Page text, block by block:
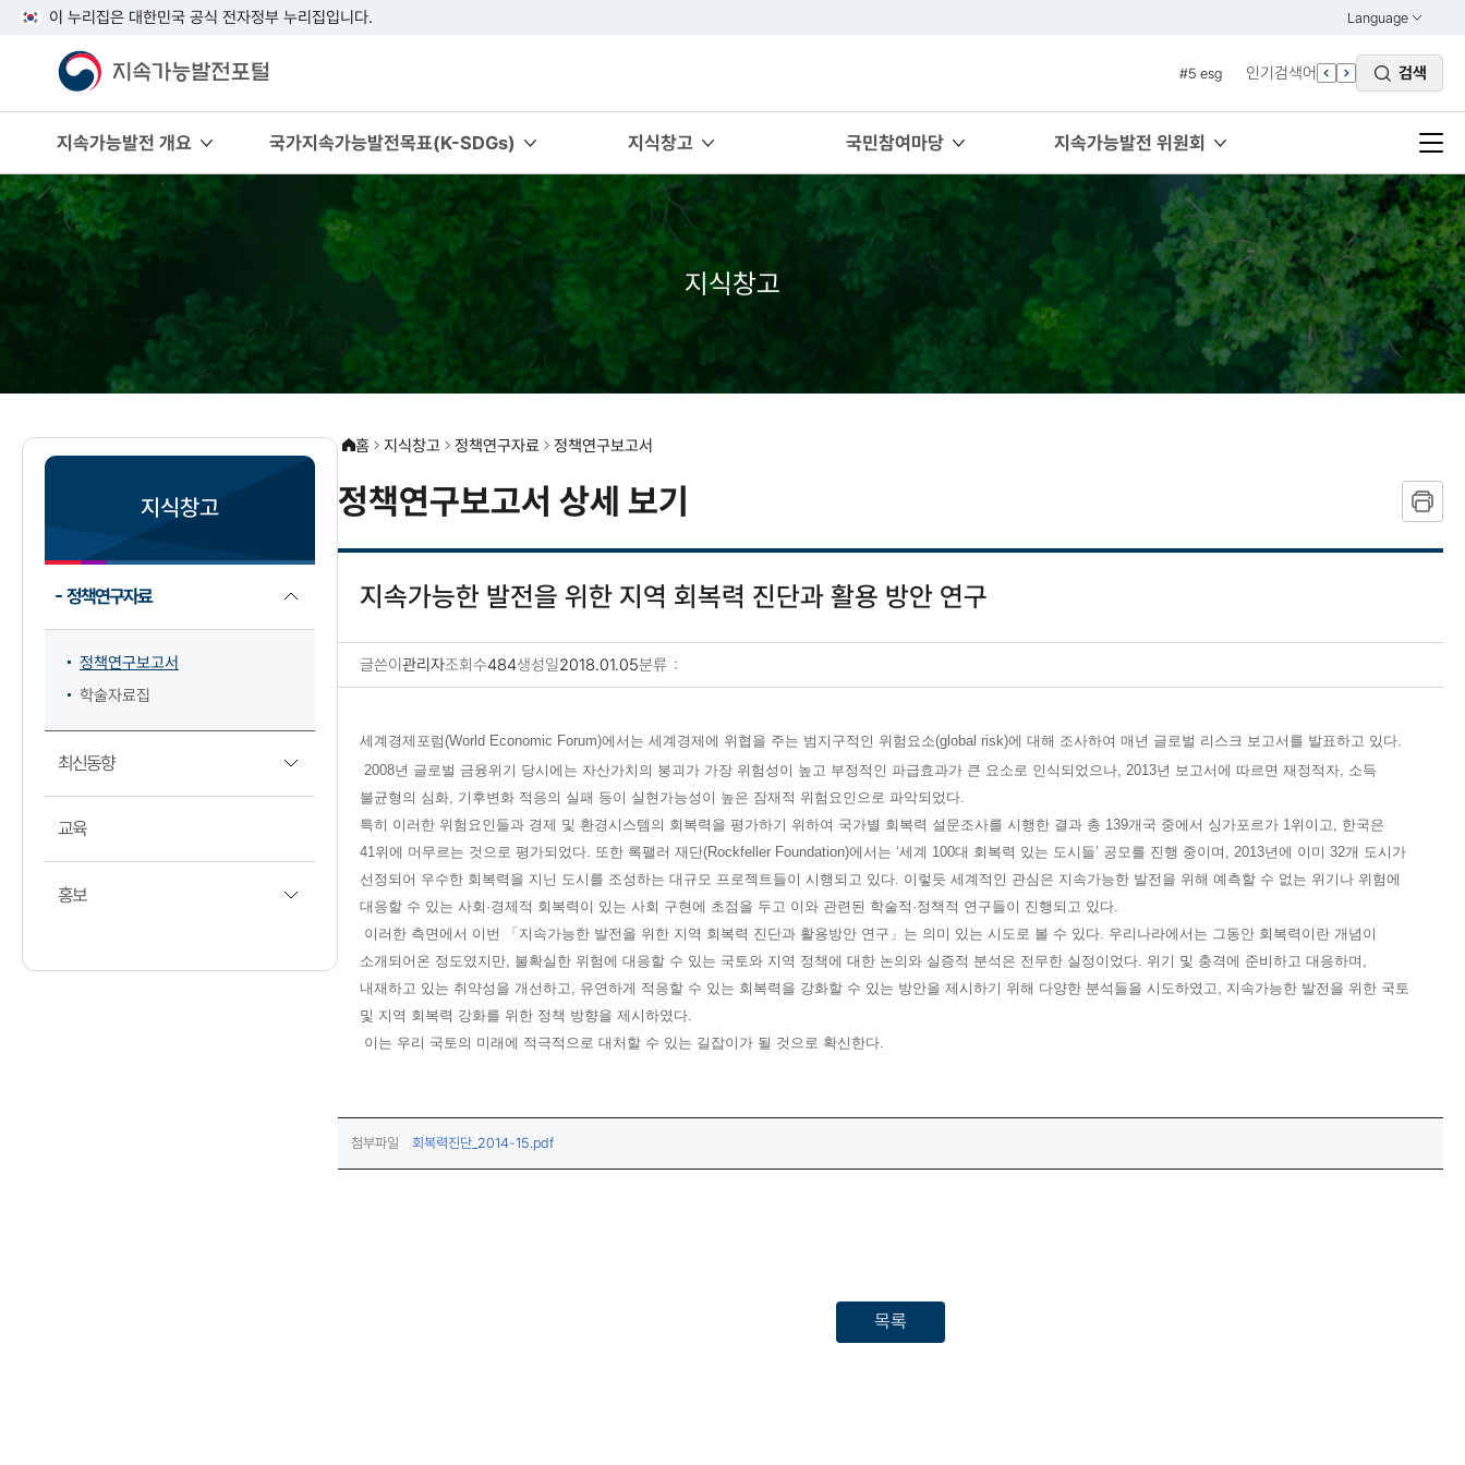
이 누리집은 대한민국 공식 전자정부 누리집입니다. Language
열기
ENGLISH
#6 빈곤
#7 un
#1 경제
#2 환경
인기검색어 검색
지속가능발전 개요 국가지속가능발전목표(K-SDGs) 지식창고 국민참여마당 지속가능발전 위원회
지식창고
지식창고
정책연구자료
정책연구보고서
학술자료집
최신동향
교육
홍보
홈 지식창고 정책연구자료 정책연구보고서
정책연구보고서 상세 보기
지속가능한 발전을 위한 지역 회복력 진단과 활용 방안 연구
글쓴이관리자조회수484생성일2018.01.05분류
세계경제포럼(World Economic Forum)에서는 세계경제에 위협을 주는 범지구적인 위험요소(global risk)에 대해 조사하여 매년 글로벌 리스크 보고서를 발표하고 있다.
2008년 글로벌 금융위기 당시에는 자산가치의 붕괴가 가장 위험성이 높고 부정적인 파급효과가 큰 요소로 인식되었으나, 2013년 보고서에 따르면 재정적자, 소득
불균형의 심화, 기후변화 적응의 실패 등이 실현가능성이 높은 잠재적 위험요인으로 파악되었다.
특히 이러한 위험요인들과 경제 및 환경시스템의 회복력을 평가하기 위하여 국가별 회복력 설문조사를 시행한 결과 총 139개국 중에서 싱가포르가 1위이고, 한국은
41위에 머무르는 것으로 평가되었다. 또한 록팰러 재단(Rockfeller Foundation)에서는 ‘세계 100대 회복력 있는 도시들’ 공모를 진행 중이며, 2013년에 이미 32개 도시가
선정되어 우수한 회복력을 지닌 도시를 조성하는 대규모 프로젝트들이 시행되고 있다. 이렇듯 세계적인 관심은 지속가능한 발전을 위해 예측할 수 없는 위기나 위험에
대응할 수 있는 사회·경제적 회복력이 있는 사회 구현에 초점을 두고 이와 관련된 학술적·정책적 연구들이 진행되고 있다.
이러한 측면에서 이번 「지속가능한 발전을 위한 지역 회복력 진단과 활용방안 연구」는 의미 있는 시도로 볼 수 있다. 우리나라에서는 그동안 회복력이란 개념이
소개되어온 정도였지만, 불확실한 위험에 대응할 수 있는 국토와 지역 정책에 대한 논의와 실증적 분석은 전무한 실정이었다. 위기 및 충격에 준비하고 대응하며,
내재하고 있는 취약성을 개선하고, 유연하게 적응할 수 있는 회복력을 강화할 수 있는 방안을 제시하기 위해 다양한 분석들을 시도하였고, 지속가능한 발전을 위한 국토
및 지역 회복력 강화를 위한 정책 방향을 제시하였다.
이는 우리 국토의 미래에 적극적으로 대처할 수 있는 길잡이가 될 것으로 확신한다.
첨부파일 회복력진단_2014-15.pdf(다운로드)
목록